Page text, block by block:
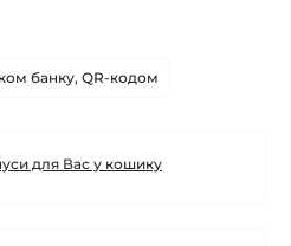
банку, QR-кодом
для Вас у кошику